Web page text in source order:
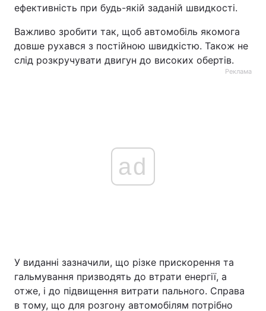
ефективність при будь-якій заданій швидкості.
Важливо зробити так, щоб автомобіль якомога
довше рухався з постійною швидкістю. Також не
слід розкручувати двигун до високих обертів.
Реклама
ad
У виданні зазначили, що різке прискорення та
гальмування призводять до втрати енергії, а
отже, і до підвищення витрати пального. Справа
в тому, що для розгону автомобілям потрібно